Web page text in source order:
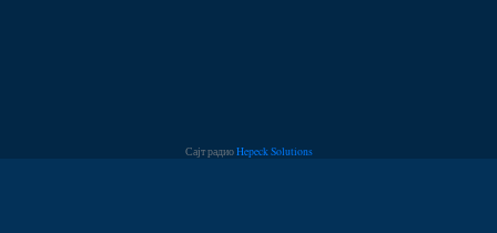
Сајт радиоHepeck Solutions